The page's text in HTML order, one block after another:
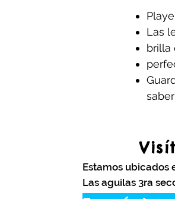
Las
brilla
Estamos ubicados
Las aguilas 3ra